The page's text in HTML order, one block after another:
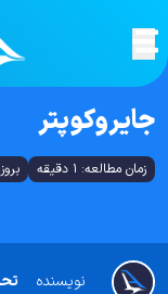
جایروکوپتر
زمان مطالعه: 1 دقیقه
نویسنده